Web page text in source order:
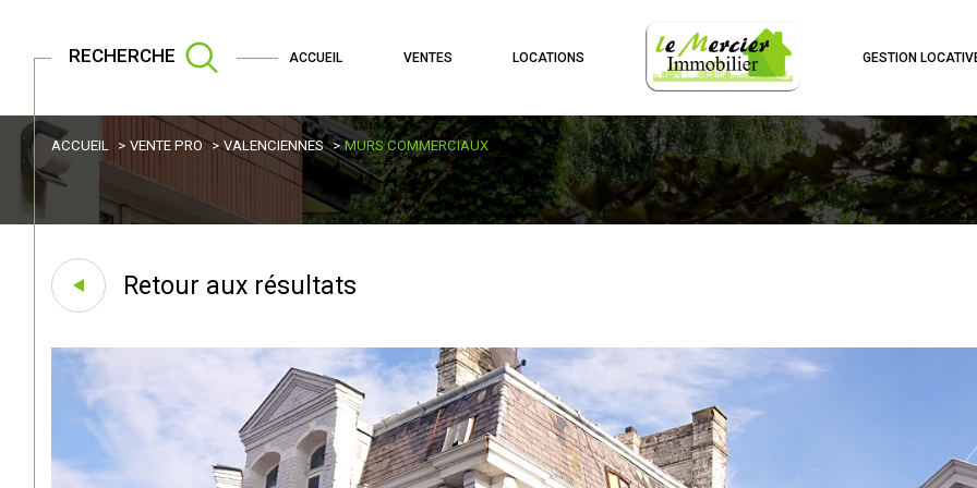
ACCUEIL VENTES LOCATIONS GESTION
RECHERCHE
ACCUEIL VENTE PRO VALENCIENNES MURS COMMERCIAUX
Retour aux résultats